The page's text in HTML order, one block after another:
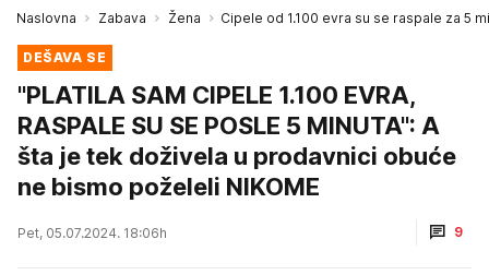
Naslovna Zabava Žena Cipele od 1.100 evra su se raspale za 5
DEŠAVA SE
"PLATILA SAM CIPELE 1.100 EVRA,
RASPALE SU SE POSLE 5 MINUTA": A
šta je tek doživela u prodavnici obuće
ne bismo poželeli NIKOME
Pet, 05.07.2024. 18:06h 9